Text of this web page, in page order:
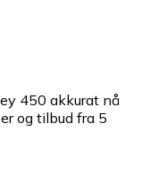
450 akkurat nå
og tilbud fra 5